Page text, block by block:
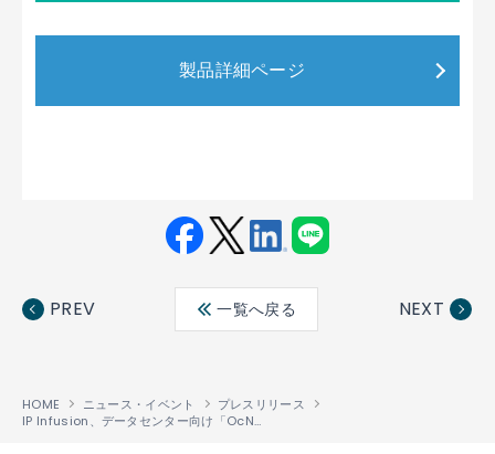
製品詳細ページ
ebo ter
edin
PREV 一覧へ戻る NEXT
HOME ニュース・イベント
プレスリリース
IP Infusion、データセンター向け「OcNOS®」を400Gへアップグレード